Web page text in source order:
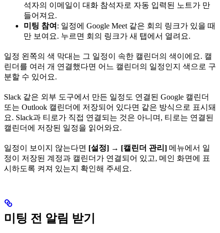
석자의 이메일이 대화 참석자로 자동 입력된 노트가 만
들어져요.
미팅 참여 : 일정에 Google Meet 같은 회의 링크가 있을 때
만 보여요. 누르면 회의 링크가 새 탭에서 열려요.
일정 왼쪽의 색 막대는 그 일정이 속한 캘린더의 색이에요. 캘
린더를 여러 개 연결했다면 어느 캘린더의 일정인지 색으로 구
분할 수 있어요.
Slack 같은 외부 도구에서 만든 일정도 연결된 Google 캘린더
또는 Outlook 캘린더에 저장되어 있다면 같은 방식으로 표시돼
요. Slack과 티로가 직접 연결되는 것은 아니며, 티로는 연결된
캘린더에 저장된 일정을 읽어와요.
일정이 보이지 않는다면 [설정] → [캘린더 관리] 메뉴에서 일
정이 저장된 계정과 캘린더가 연결되어 있고, 메인 화면에 표
시하도록 켜져 있는지 확인해 주세요.
미팅 전 알림 받기